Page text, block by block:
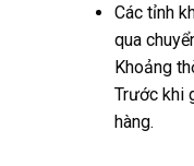
Các tỉnh
qua
Khoảng
Trước khi
hàng.